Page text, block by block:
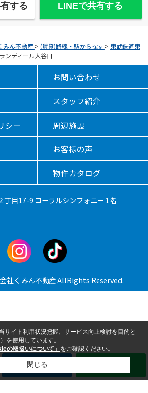
する LINEで共有する
みん不動産 > (賃貸)路線・駅から探す > 東武鉄道東
ンディール大谷口
お問い合わせ
スタッフ紹介
シー 周辺施設
お客様の声
物件カタログ
丁目17-9 コーラルシンフォニー 1階
社くみん不動産 AllRights Reserved.
メール
サイト利用状況把握、サービス向上検討を目的と
を使用しています。
の取扱いについて」 をご確認ください。
閉じる